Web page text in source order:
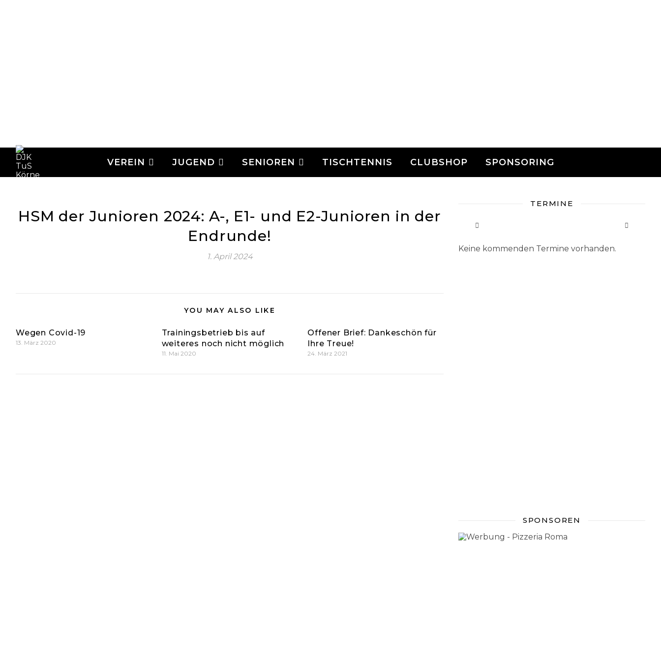
VEREIN JUGEND SENIOREN TISCHTENNIS CLUBSHOP SPONSORING
HSM der Junioren 2024: A-, E1- und E2-Junioren in der
Endrunde!
1. April 2024
YOU MAY ALSO LIKE
Wegen Covid-19
13. März 2020
Trainingsbetrieb bis auf
weiteres noch nicht möglich
11. Mai 2020
Offener Brief: Dankeschön für
Ihre Treue!
24. März 2021
TERMINE
Keine kommenden Termine vorhanden.
SPONSOREN